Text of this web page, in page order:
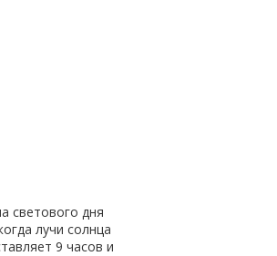
светового дня
лучи солнца
9 часов и